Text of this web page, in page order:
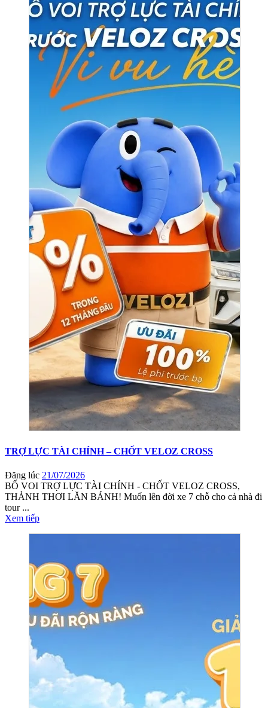
TRỢ LỰC TÀI CHÍNH – CHỐT VELOZ CROSS
Đăng lúc 21/07/2026
BỐ VOI TRỢ LỰC TÀI CHÍNH - CHỐT VELOZ CROSS,
THẢNH THƠI LĂN BÁNH! Muốn lên đời xe 7 chỗ cho cả nhà đi
tour ...
Xem tiếp